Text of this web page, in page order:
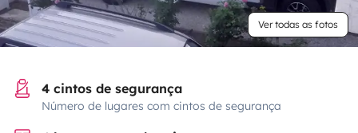
Ver todas as fotos
4 cintos de segurança
Número de lugares com cintos de segurança